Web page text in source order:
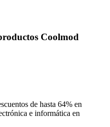
Coolmod
de hasta 64% en
e informática en